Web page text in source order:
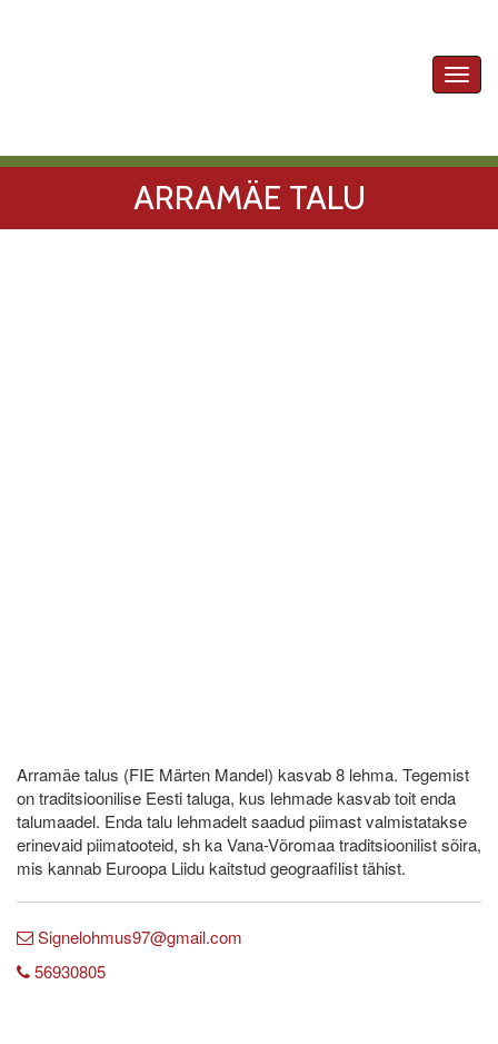
ARRAMÄE TALU
Arramäe talus (FIE Märten Mandel) kasvab 8 lehma. Tegemist
on traditsioonilise Eesti taluga, kus lehmade kasvab toit enda
talumaadel. Enda talu lehmadelt saadud piimast valmistatakse
erinevaid piimatooteid, sh ka Vana-Võromaa traditsioonilist sõira,
mis kannab Euroopa Liidu kaitstud geograafilist tähist.
Signelohmus97@gmail.com
56930805